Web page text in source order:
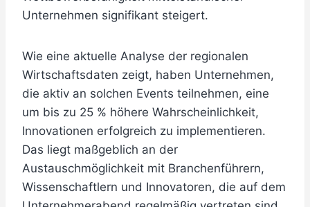
Unternehmen signifikant steigert.
Wie eine aktuelle Analyse der regionalen
Wirtschaftsdaten zeigt, haben Unternehmen,
die aktiv an solchen Events teilnehmen, eine
um bis zu 25 % höhere Wahrscheinlichkeit,
Innovationen erfolgreich zu implementieren.
Das liegt maßgeblich an der
Austauschmöglichkeit mit Branchenführern,
Wissenschaftlern und Innovatoren, die auf dem